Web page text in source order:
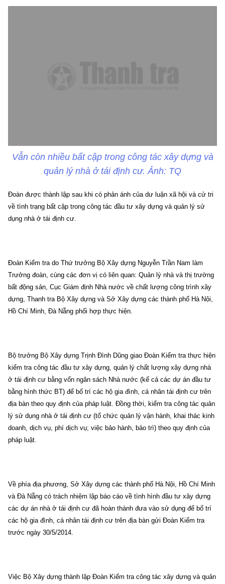
Vẫn còn nhiều bất cập trong công tác xây dựng và
quản lý nhà ở tái định cư. Ảnh: TQ
Đoàn được thành lập sau khi có phản ánh của dư luận xã hội và cử tri
về tình trạng bất cập trong công tác đầu tư xây dựng và quản lý sử
dụng nhà ở tái định cư.
Đoàn Kiểm tra do Thứ trưởng Bộ Xây dựng Nguyễn Trần Nam làm
Trưởng đoàn, cùng các đơn vị có liên quan: Quản lý nhà và thị trường
bất động sản, Cục Giám định Nhà nước về chất lượng công trình xây
dựng, Thanh tra Bộ Xây dựng và Sở Xây dựng các thành phố Hà Nội,
Hồ Chí Minh, Đà Nẵng phối hợp thực hiện.
Bộ trưởng Bộ Xây dựng Trịnh Đình Dũng giao Đoàn Kiểm tra thực hiện
kiểm tra công tác đầu tư xây dựng, quản lý chất lượng xây dựng nhà
ở tái định cư bằng vốn ngân sách Nhà nước (kể cả các dự án đầu tư
bằng hình thức BT) để bố trí các hộ gia đình, cá nhân tái định cư trên
địa bàn theo quy định của pháp luật. Đồng thời, kiểm tra công tác quản
lý sử dụng nhà ở tái định cư (tổ chức quản lý vận hành, khai thác kinh
doanh, dịch vụ, phí dịch vụ; việc bảo hành, bảo trì) theo quy định của
pháp luật.
Về phía địa phương, Sở Xây dựng các thành phố Hà Nội, Hồ Chí Minh
và Đà Nẵng có trách nhiệm lập báo cáo về tình hình đầu tư xây dựng
các dự án nhà ở tái định cư đã hoàn thành đưa vào sử dụng để bố trí
các hộ gia đình, cá nhân tái định cư trên địa bàn gửi Đoàn Kiểm tra
trước ngày 30/5/2014.
Việc Bộ Xây dựng thành lập Đoàn Kiểm tra công tác xây dựng và quản